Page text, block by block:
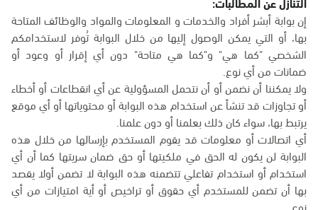
إن بوابة أبشر أفراد والخدمات و المعلومات والمواد والوظائف المتاحة
بها، أو التي يمكن الوصول إليها من خلال البوابة تُوفر لاستخدامكم
الشخصي "كما هي" و"كما هي متاحة" دون أي إقرار أو وعود أو
ضمانات من أي نوع.
ولا يمكننا أن نضمن أو أن نتحمل المسؤولية عن أي انقطاعات أو أخطاء
أو تجاوزات قد تنشأ عن استخدام هذه البوابة أو محتوياتها أو أي موقع
يرتبط بها، سواء كان ذلك بعلمنا أو دون علمنا.
أي اتصالات أو معلومات قد يقوم المستخدم بإرسالها من خلال هذه
البوابة لن يكون له الحق في ملكيتها أو حق ضمان سريتها كما أن أي
استخدام أو استخدام تفاعلي تتضمنه هذه البوابة لا تضمن أولا يقصد
بها أن تضمن للمستخدم أي حقوق أو تراخيص أو أية امتيازات من أي
نوع.